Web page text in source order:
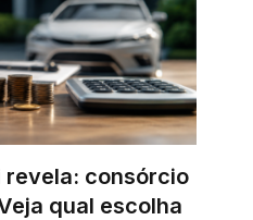
revela: consórcio
qual escolha